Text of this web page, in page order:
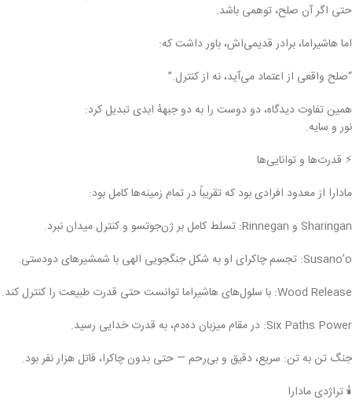
حتی اگر آن صلح، توهمی باشد.
اما هاشیراما، برادر قدیمی‌اش، باور داشت که:
“صلح واقعی از اعتماد می‌آید، نه از کنترل.”
همین تفاوت دیدگاه، دو دوست را به دو جبههٔ ابدی تبدیل کرد:
نور و سایه.
⚡ قدرت‌ها و توانایی‌ها
مادارا از معدود افرادی بود که تقریباً در تمام زمینه‌ها کامل بود:
Sharingan و Rinnegan: تسلط کامل بر ژن‌جوتسو و کنترل میدان نبرد.
Susano’o: تجسم چاکرای او به شکل جنگجویی الهی با شمشیر‌های دو‌دستی.
Wood Release: با سلول‌های هاشیراما توانست حتی قدرت طبیعت را کنترل کند.
Six Paths Power: در مقام میزبان ده‌دم، به قدرت خدایی رسید.
جنگ تن به تن: سریع، دقیق و بی‌رحم — حتی بدون چاکرا، قاتل هزار نفر بود.
🕯️ تراژدی مادارا